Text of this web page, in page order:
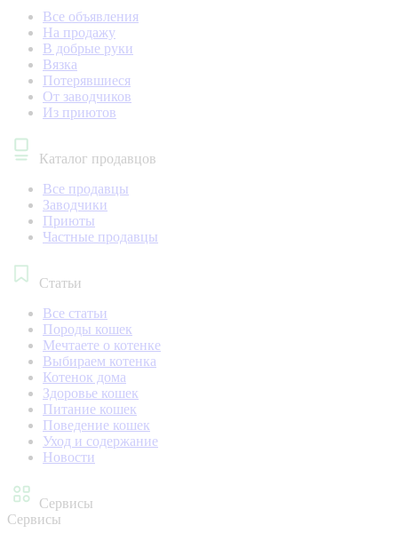
Все объявления
На продажу
В добрые руки
Вязка
Потерявшиеся
От заводчиков
Из приютов
Каталог продавцов
Все продавцы
Заводчики
Приюты
Частные продавцы
Статьи
Все статьи
Породы кошек
Мечтаете о котенке
Выбираем котенка
Котенок дома
Здоровье кошек
Питание кошек
Поведение кошек
Уход и содержание
Новости
Сервисы
Сервисы